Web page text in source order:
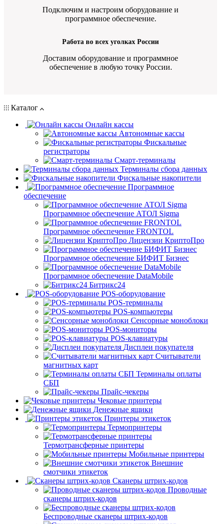
Подключим и настроим оборудование и
программное обеспечение.
Работа во всех уголках России
Доставим оборудование и программное
обеспечение в любую точку России.
Каталог
Онлайн кассы
Автономные кассы
Фискальные
регистраторы
Смарт-терминалы
Терминалы сбора данных
Фискальные накопители
Программное
обеспечение
Программное обеспечение АТОЛ Sigma
Программное обеспечение FRONTOL
Лицензии КриптоПро
Программное обеспечение БИФИТ Бизнес
Программное обеспечение DataMobile
Битрикс24
POS-оборудование
POS-терминалы
POS-компьютеры
Сенсорные моноблоки
POS-мониторы
POS-клавиатуры
Дисплеи покупателя
Считыватели
магнитных карт
Терминалы оплаты
СБП
Прайс-чекеры
Чековые принтеры
Денежные ящики
Принтеры этикеток
Термопринтеры
Термотрансферные принтеры
Мобильные принтеры
Внешние
смотчики этикеток
Сканеры штрих-кодов
Проводные
сканеры штрих-кодов
Беспроводные сканеры штрих-кодов